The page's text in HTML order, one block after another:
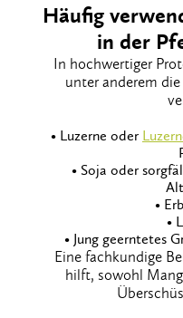
Häufig
in der
In hochwertiger
unter anderem
• Luzerne oder
• Soja oder
•
•
• Jung geerntetes
Eine fachkundige
hilft, sowohl